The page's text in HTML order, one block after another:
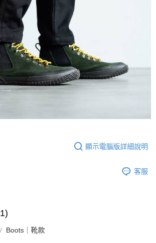
顯示電腦版詳細說明
客服
Boots｜靴款